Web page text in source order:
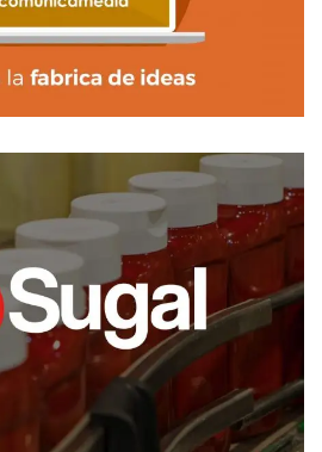
video animado
SUGAL GROUP
video corporativo